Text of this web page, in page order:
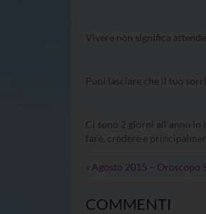
Vivere non significa
Puoi lasciare che il tuo
Ci sono 2 giorni all’anno
fare, credere e
« Agosto 2015 – Oroscopo
COMMENTI